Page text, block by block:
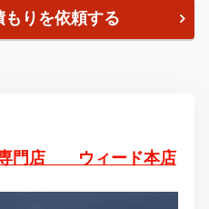
りを依頼する
専門店 ウィード本店